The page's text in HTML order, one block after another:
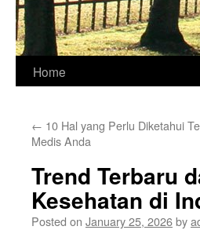
Home
← 10 Hal yang Perlu Diketahui
Medis Anda
Trend Terbaru
Kesehatan di
Posted on January 25, 2026by